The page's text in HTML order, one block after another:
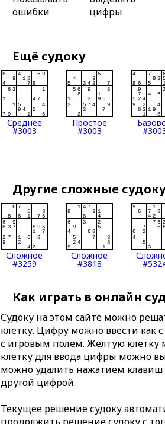
ошибки
цифры
Ещё судоку
Среднее
#3003
Простое
#3003
Другие сложные
Сложное
#3259
Сложное
#3818
Как играть в онлайн
Судоку на этом сайте можно
клетку. Цифру можно ввести как
с игровым полем. Жёлтую
клетку для ввода цифры можно
можно удалить нажатием клавиш
другой цифрой.
Текущее решение судоку